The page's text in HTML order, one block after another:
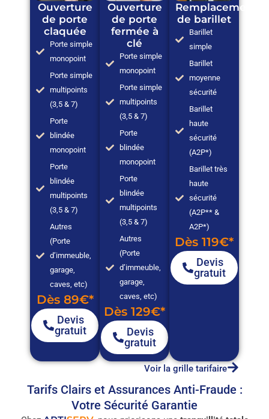
Ouverture
de porte
claquée
Porte simple
monopoint
Porte simple
multipoints
(3,5 & 7)
Porte
blindée
monopoint
Porte
blindée
multipoints
(3,5 & 7)
Autres
(Porte
d’immeuble,
garage,
caves, etc)
Dès 89€*
Devis
gratuit
Ouverture
de porte
fermée à
clé
Porte simple
monopoint
Porte simple
multipoints
(3,5 & 7)
Porte
blindée
monopoint
Porte
blindée
multipoints
(3,5 & 7)
Autres
(Porte
d’immeuble,
garage,
caves, etc)
Dès 129€*
Devis
gratuit
Remplacement
de barillet
Barillet
simple
Barillet
moyenne
sécurité
Barillet
haute
sécurité
(A2P*)
Barillet très
haute
sécurité
(A2P** &
A2P*)
Dès 119€*
Devis
gratuit
Voir la grille tarifaire
Tarifs Clairs et Assurances Anti-Fraude :
Votre Sécurité Garantie